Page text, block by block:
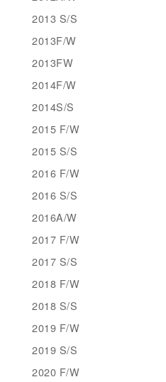
2013 S/S
2013F/W
2013FW
2014F/W
2014S/S
2015 F/W
2015 S/S
2016 F/W
2016 S/S
2016A/W
2017 F/W
2017 S/S
2018 F/W
2018 S/S
2019 F/W
2019 S/S
2020 F/W